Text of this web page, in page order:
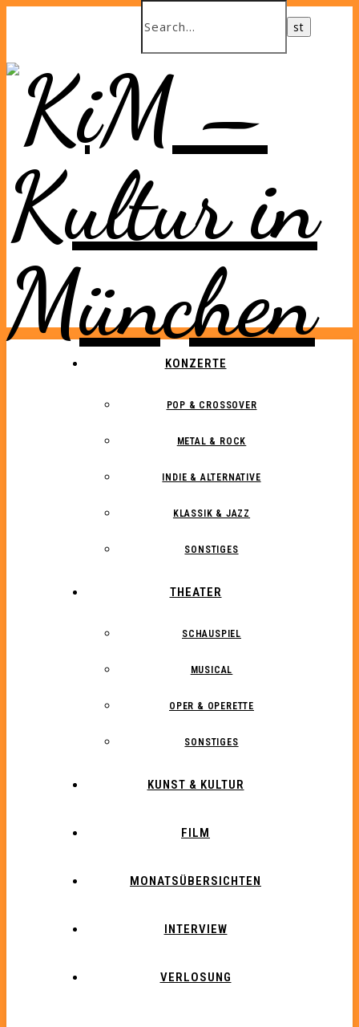
KONZERTE
POP & CROSSOVER
METAL & ROCK
INDIE & ALTERNATIVE
KLASSIK & JAZZ
SONSTIGES
THEATER
SCHAUSPIEL
MUSICAL
OPER & OPERETTE
SONSTIGES
KUNST & KULTUR
FILM
MONATSÜBERSICHTEN
INTERVIEW
VERLOSUNG